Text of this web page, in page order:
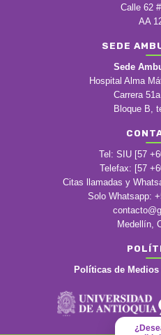
Calle 62
AA
SEDE
Sede
Hospital Alma
Carrera
Bloque B,
Tel: SIU [57
Telefax: [57
Citas llamadas y
Solo Whatsapp:
Medellín,
Políticas de